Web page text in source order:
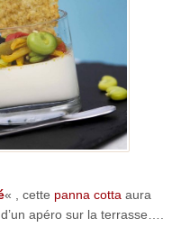
« , cette panna cotta aura
apéro sur la terrasse….